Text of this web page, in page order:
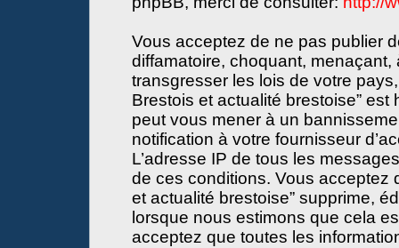
Vous acceptez de ne pas publier
diffamatoire, choquant,
transgresser les lois de votre
Brestois et actualité brestoise”
peut vous mener à un
notification à votre fournisseur
L’adresse IP de tous les
de ces conditions. Vous acceptez
et actualité brestoise” supprime,
lorsque nous estimons que cela
acceptez que toutes les